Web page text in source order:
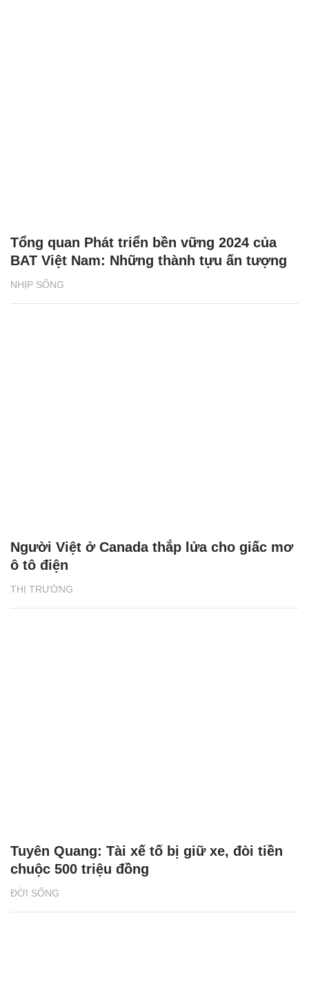
NHỊP SỐNG
Tổng quan Phát triển bền vững 2024 của
BAT Việt Nam: Những thành tựu ấn tượng
THỊ TRƯỜNG
Người Việt ở Canada thắp lửa cho giấc mơ
ô tô điện
ĐỜI SỐNG
Tuyên Quang: Tài xế tố bị giữ xe, đòi tiền
chuộc 500 triệu đồng